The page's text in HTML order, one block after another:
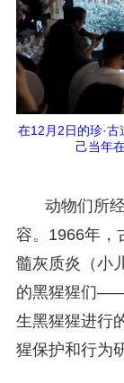
在12月2日的珍·
己当年
动物们所
容。1966年，
髓灰质炎（小
的黑猩猩们
生黑猩猩进行
猩保护和行为